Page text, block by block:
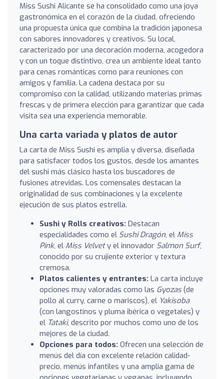
Miss Sushi Alicante se ha consolidado como una joya
gastronómica en el corazón de la ciudad, ofreciendo
una propuesta única que combina la tradición japonesa
con sabores innovadores y creativos. Su local,
caracterizado por una decoración moderna, acogedora
y con un toque distintivo, crea un ambiente ideal tanto
para cenas románticas como para reuniones con
amigos y familia. La cadena destaca por su
compromiso con la calidad, utilizando materias primas
frescas y de primera elección para garantizar que cada
visita sea una experiencia memorable.
Una carta variada y platos de autor
La carta de Miss Sushi es amplia y diversa, diseñada
para satisfacer todos los gustos, desde los amantes
del sushi más clásico hasta los buscadores de
fusiones atrevidas. Los comensales destacan la
originalidad de sus combinaciones y la excelente
ejecución de sus platos estrella.
Sushi y Rolls creativos: Destacan
especialidades como el Sushi Dragón, el Miss
Pink, el Miss Velvety el innovador Salmon Surf,
conocido por su crujiente exterior y textura
cremosa.
Platos calientes y entrantes: La carta incluye
opciones muy valoradas como las Gyozas(de
pollo al curry, carne o mariscos), el Yakisoba
(con langostinos y pluma ibérica o vegetales) y
el Tataki, descrito por muchos como uno de los
mejores de la ciudad.
Opciones para todos: Ofrecen una selección de
menús del día con excelente relación calidad-
precio, menús infantiles y una amplia gama de